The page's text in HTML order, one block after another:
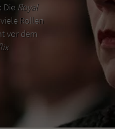
Die Royal
Rollen
vor dem